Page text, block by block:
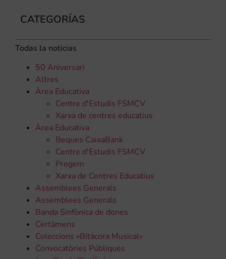
CATEGORÍAS
Todas la noticias
50 Aniversari
Altres
Àrea Educativa
Centre d'Estudis FSMCV
Xarxa de centres educatius
Àrea Educativa
Beques CaixaBank
Centre d'Estudis FSMCV
Progem
Xarxa de Centres Educatius
Assemblees Generals
Assemblees Generals
Banda Sinfònica de dones
Certàmens
Coleccions «Bitàcora Musical»
Convocatòries Públiques